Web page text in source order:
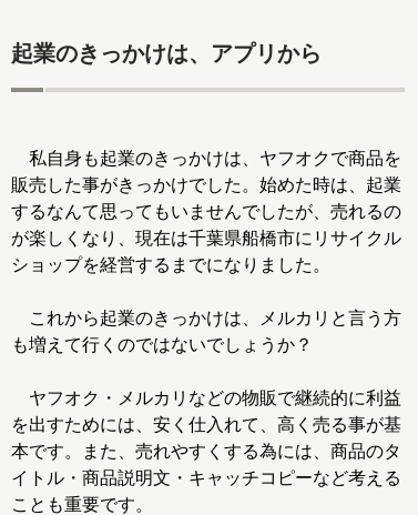
起業のきっかけは、アプリから
私自身も起業のきっかけは、ヤフオクで商品を
販売した事がきっかけでした。始めた時は、起業
するなんて思ってもいませんでしたが、売れるの
が楽しくなり、現在は千葉県船橋市にリサイクル
ショップを経営するまでになりました。
これから起業のきっかけは、メルカリと言う方
も増えて行くのではないでしょうか？
ヤフオク・メルカリなどの物販で継続的に利益
を出すためには、安く仕入れて、高く売る事が基
本です。また、売れやすくする為には、商品のタ
イトル・商品説明文・キャッチコピーなど考える
ことも重要です。